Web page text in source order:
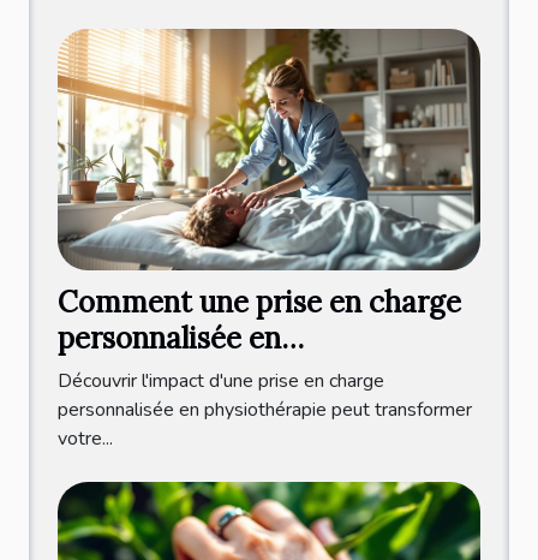
Comment une prise en charge
personnalisée en
physiothérapie améliore votre
bien-être ?
Découvrir l'impact d'une prise en charge
personnalisée en physiothérapie peut transformer
votre...